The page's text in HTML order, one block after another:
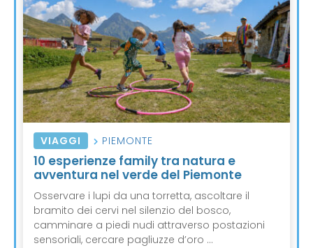
VIAGGI PIEMONTE
10 esperienze family tra natura e
avventura nel verde del Piemonte
Osservare i lupi da una torretta, ascoltare il
bramito dei cervi nel silenzio del bosco,
camminare a piedi nudi attraverso postazioni
sensoriali, cercare pagliuzze d’oro ...